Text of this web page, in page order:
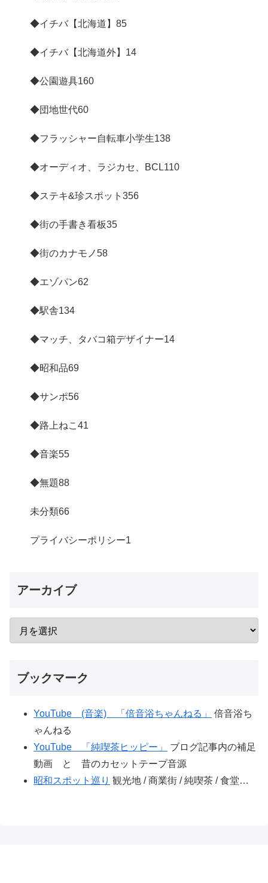
◆イチバ【北海道】 85
◆イチバ【北海道外】 14
◆公園遊具160
◆団地世代60
◆フラッシャー自転車小学生138
◆オーディオ、ラジカセ、BCL110
◆ステキ&珍スポット 356
◆街の手書き看板35
◆街のカナモノ58
◆エゾパン62
◆駅舎134
◆マッチ、タバコ箱デザイナー14
◆昭和品69
◆サンポ56
◆路上ねこ 41
◆音楽55
◆無題88
未分類66
プライバシーポリシー1
アーカイブ
ブックマーク
YouTube (音楽) 「倍音浴ちゃんねる」
倍音浴ち
ゃんねる
YouTube 「純喫茶ヒッピー」
ブログ記事内の補足
動画 と 昔のカセットテープ音源
昭和スポット巡り 観光地 / 商業街 / 純喫茶 / 食堂…